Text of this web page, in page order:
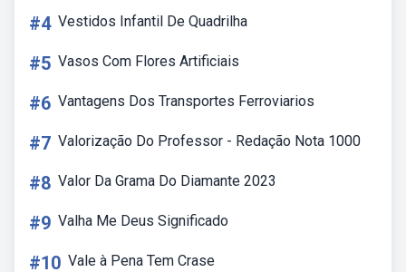
#4 Vestidos Infantil De Quadrilha
#5 Vasos Com Flores Artificiais
#6 Vantagens Dos Transportes Ferroviarios
#7 Valorização Do Professor - Redação Nota 1000
#8 Valor Da Grama Do Diamante 2023
#9 Valha Me Deus Significado
#10 Vale à Pena Tem Crase